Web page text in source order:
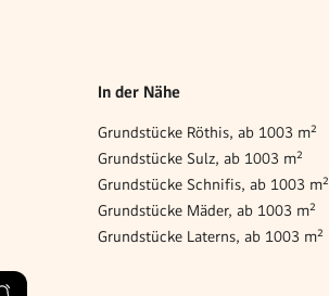
In der Nähe
Grundstücke Röthis, ab 1003 m²
Grundstücke Sulz, ab 1003 m²
Grundstücke Schnifis, ab 1003 m²
Grundstücke Mäder, ab 1003 m²
Grundstücke Laterns, ab 1003 m²